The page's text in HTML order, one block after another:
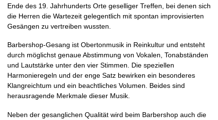
Ende des 19. Jahrhunderts Orte geselliger Treffen, bei denen sich
die Herren die Wartezeit gelegentlich mit spontan improvisierten
Gesängen zu vertreiben wussten.
Barbershop-Gesang ist Obertonmusik in Reinkultur und entsteht
durch möglichst genaue Abstimmung von Vokalen, Tonabständen
und Lautstärke unter den vier Stimmen. Die speziellen
Harmonieregeln und der enge Satz bewirken ein besonderes
Klangreichtum und ein beachtliches Volumen. Beides sind
herausragende Merkmale dieser Musik.
Neben der gesanglichen Qualität wird beim Barbershop auch die